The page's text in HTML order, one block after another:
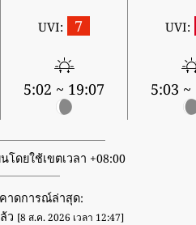
UVI: 7
5:02 ~ 19:07
UVI:
5:03 ~
ดยใช้เขตเวลา +08:00
าดการณ์ล่าสุด:
ว [8 ส.ค. 2026 เวลา 12:47]